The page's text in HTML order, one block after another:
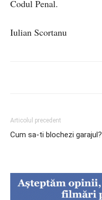
Codul Penal.
Iulian Scortanu
Articolul precedent
Cum sa-ti blochezi garajul?